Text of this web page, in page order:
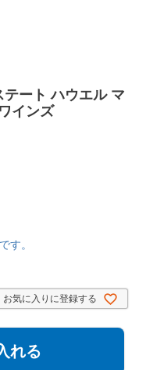
ート ハウエル マ
インズ
す。
お気に入りに登録する
れる